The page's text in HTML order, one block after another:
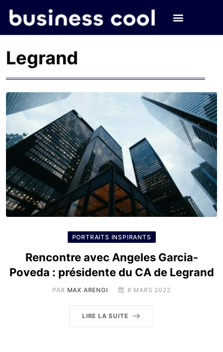
Legrand
PORTRAITS INSPIRANTS
Rencontre avec Angeles Garcia-
Poveda : présidente du CA de Legrand
PAR MAX ARENGI 8 MARS 2022
LIRE LA SUITE